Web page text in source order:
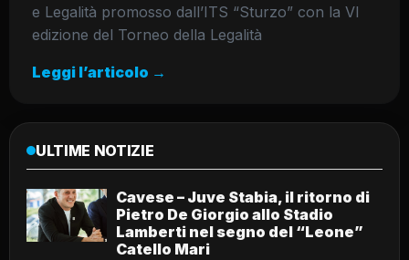
e Legalità promosso dall’ITS “Sturzo” con la VI
edizione del Torneo della Legalità
Leggi l’articolo →
ULTIME NOTIZIE
Cavese – Juve Stabia, il ritorno di
Pietro De Giorgio allo Stadio
Lamberti nel segno del “Leone”
Catello Mari